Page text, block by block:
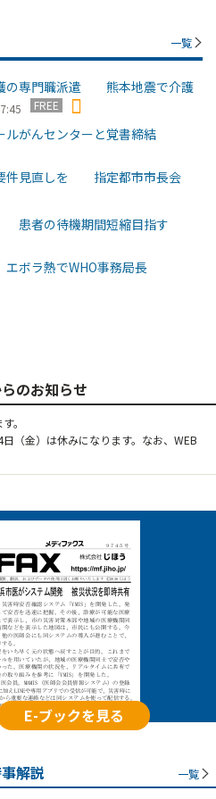
一覧
の専門職派遣 熊本地震で介護
FREE
ルがんセンターと覚書締結
件見直しを 指定都市市長会
患者の待機期間短縮目指す
ボラ熱でWHO事務局長
のお知らせ
。
（金）は休みになります。なお、WEB
E-ブックを見る
解説 一覧